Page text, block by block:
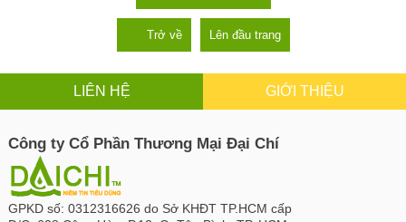
Trở về Lên đầu trang
LIÊN HỆ GIỚI THIỆU
Công ty Cổ Phần Thương Mại Đại Chí
GPKD số: 0312316626 do Sở KHĐT TP.HCM cấp